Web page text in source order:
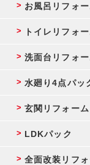
お風呂リフォー
トイレリフォ
洗面台リフォー
水廻り4点パッ
玄関リフォーム
LDKパック
全面改装リフ